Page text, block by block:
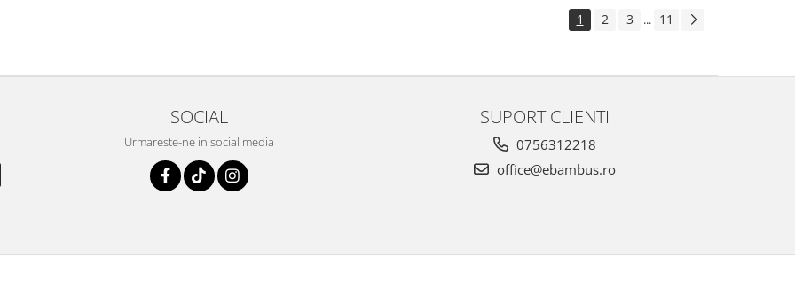
1 2 3 ... 11
SOCIAL
Urmareste-ne in social media
SUPORT CLIENTI
0756312218
office@ebambus.ro